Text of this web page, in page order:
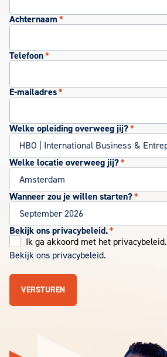
Achternaam *
Telefoon*
E-mailadres*
Welke opleiding overweeg jij?*
Welke locatie overweeg jij?*
Wanneer zou je willen starten?*
Bekijk ons privacybeleid.*
Ik ga akkoord met het privacybeleid.
Bekijk ons privacybeleid.